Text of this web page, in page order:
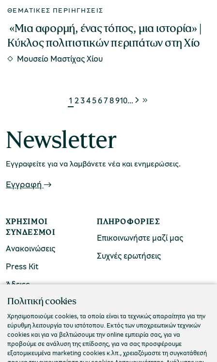
ΘΕΜΑΤΙΚΈΣ ΠΕΡΙΗΓΉΣΕΙΣ
​ «Μια αφορμή, ένας τόπος, μια ιστορία» |
Κύκλος πολιτιστικών περιπάτων στη Χίο
Μουσείο Μαστίχας Χίου
1 2345678910…
Newsletter
Εγγραφείτε για να λαμβάνετε νέα και ενημερώσεις.
Εγγραφή
ΧΡΉΣΙΜΟΙ
ΣΎΝΔΕΣΜΟΙ
Ανακοινώσεις
Press Kit
Άδειες
ΠΛΗΡΟΦΟΡΊΕΣ
Επικοινωνήστε μαζί μας
Συχνές ερωτήσεις
ΠΟΛΙΤΙΣΤΙΚΟ ΙΔΡΥΜΑ ΟΜΙΛΟΥ ΠΕΙΡΑΙΩΣ
Τ. 210 3256922
Ε. info@piop.gr
ΣΥΝΔΕΘΕΙΤΕ ΜΑΖΙ ΜΑΣ
Πολιτική cookies
Χρησιμοποιούμε cookies, τα οποία είναι τα τεχνικώς απαραίτητα για την
εύρυθμη λειτουργία του ιστότοπου. Εκτός των υποχρεωτικών τεχνικών
cookies και για να βελτιώσουμε την online εμπειρία σας, για να
προβούμε σε ανάλυση της επίδοσης, για να σας προσφέρουμε
εξατομικευμένα marketing cookies κ.λπ., χρειαζόμαστε τη συγκατάθεσή